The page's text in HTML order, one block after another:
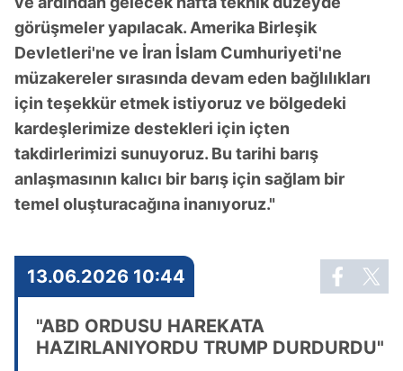
görüşmeler yapılacak. Amerika Birleşik
Devletleri'ne ve İran İslam Cumhuriyeti'ne
müzakereler sırasında devam eden bağlılıkları
için teşekkür etmek istiyoruz ve bölgedeki
kardeşlerimize destekleri için içten
takdirlerimizi sunuyoruz. Bu tarihi barış
anlaşmasının kalıcı bir barış için sağlam bir
temel oluşturacağına inanıyoruz."
13.06.2026 10:44
"ABD ORDUSU HAREKATA
HAZIRLANIYORDU TRUMP DURDURDU"